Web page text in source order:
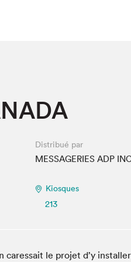
des
Distribué par
MESSAGERIES ADP
Kiosques
213
le projet d’y